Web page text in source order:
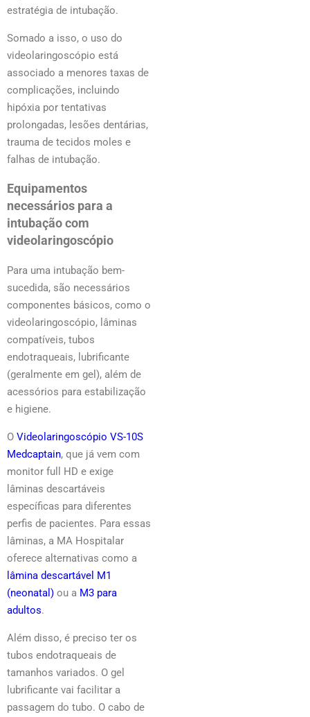
estratégia de intubação.
Somado a isso, o uso do
videolaringoscópio está
associado a menores taxas de
complicações, incluindo
hipóxia por tentativas
prolongadas, lesões dentárias,
trauma de tecidos moles e
falhas de intubação.
Equipamentos
necessários para a
intubação com
videolaringoscópio
Para uma intubação bem-
sucedida, são necessários
componentes básicos, como o
videolaringoscópio, lâminas
compatíveis, tubos
endotraqueais, lubrificante
(geralmente em gel), além de
acessórios para estabilização
e higiene.
O Videolaringoscópio VS-10S
Medcaptain, que já vem com
monitor full HD e exige
lâminas descartáveis
específicas para diferentes
perfis de pacientes. Para essas
lâminas, a MA Hospitalar
oferece alternativas como a
lâmina descartável M1
(neonatal) ou a M3 para
adultos.
Além disso, é preciso ter os
tubos endotraqueais de
tamanhos variados. O gel
lubrificante vai facilitar a
passagem do tubo. O cabo de